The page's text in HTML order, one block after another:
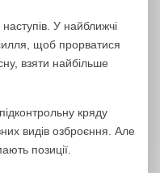
У найближчі
щоб прорватися
взяти найбільше
кряду
видів озброєння. Але
позиції.